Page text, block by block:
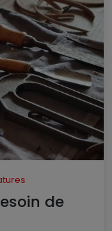
de